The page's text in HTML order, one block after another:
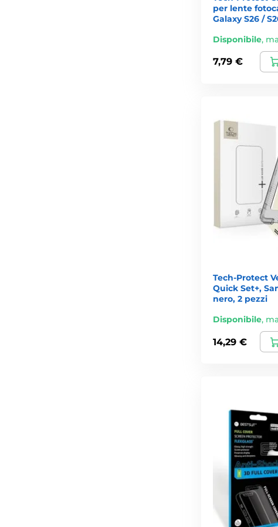
per lente
Galaxy S26 /
Disponibile,
7,79 €
Tech-Protect
Quick Set+,
nero, 2 pezzi
Disponibile,
14,29 €